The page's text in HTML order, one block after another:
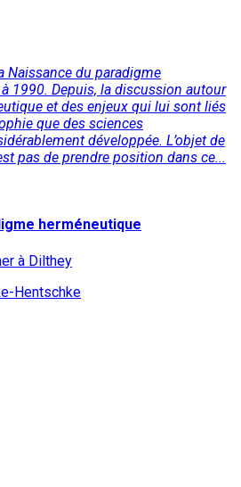
Naissance du paradigme
1990. Depuis, la discussion autour
et des enjeux qui lui sont liés
que des sciences
développée. L’objet de
pas de prendre position dans ce...
herméneutique
à Dilthey
Hentschke